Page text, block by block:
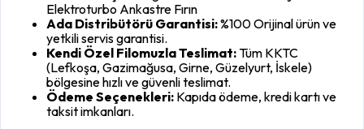
Elektroturbo Ankastre Fırın
Ada Distribütörü Garantisi:%100 Orijinal ürün ve
yetkili servis garantisi.
Kendi Özel Filomuzla Teslimat:Tüm KKTC
(Lefkoşa, Gazimağusa, Girne, Güzelyurt, İskele)
bölgesine hızlı ve güvenli teslimat.
Ödeme Seçenekleri: Kapıda ödeme, kredi kartı ve
taksit imkanları.